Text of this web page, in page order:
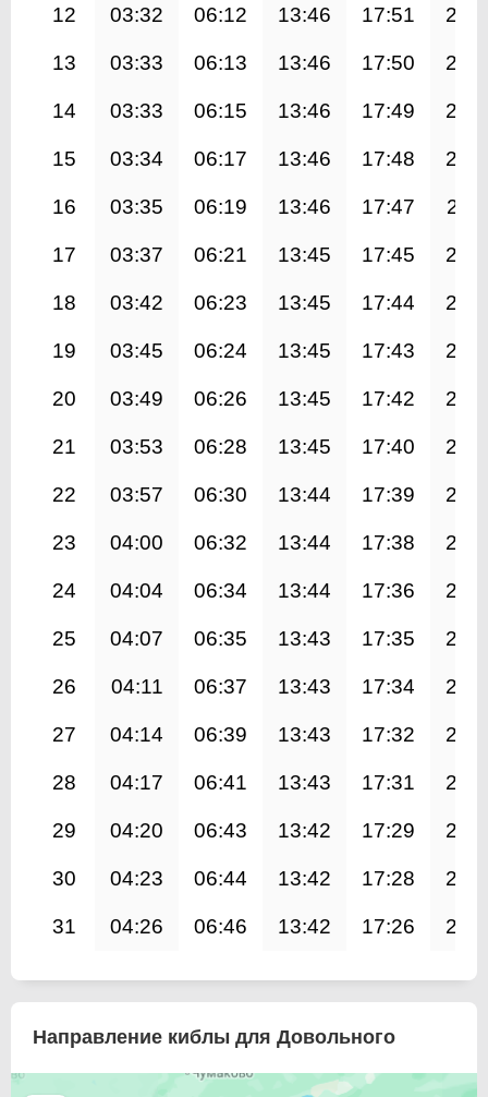
12 03:32 06:12 13:46 17:51
13 03:33 06:13 13:46 17:50
14 03:33 06:15 13:46 17:49
15 03:34 06:17 13:46 17:48
16 03:35 06:19 13:46 17:47
17 03:37 06:21 13:45 17:45
18 03:42 06:23 13:45 17:44
19 03:45 06:24 13:45 17:43
20 03:49 06:26 13:45 17:42
21 03:53 06:28 13:45 17:40
22 03:57 06:30 13:44 17:39
23 04:00 06:32 13:44 17:38
24 04:04 06:34 13:44 17:36
25 04:07 06:35 13:43 17:35
26 04:11 06:37 13:43 17:34
27 04:14 06:39 13:43 17:32
28 04:17 06:41 13:43 17:31
29 04:20 06:43 13:42 17:29
30 04:23 06:44 13:42 17:28
31 04:26 06:46 13:42 17:26
Направление киблы для Довольного